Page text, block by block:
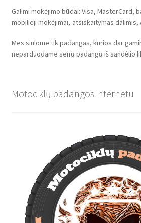
Galimi mokėjimo būdai: Visa, MasterCard,
mobilieji mokėjimai, atsiskaitymas dalimis,
Mes siūlome tik padangas, kurios dar
neparduodame senų padangų iš sandėlio
Motociklų padangos internetu